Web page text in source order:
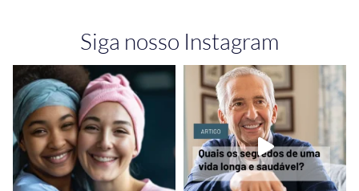
Siga nosso Instagram